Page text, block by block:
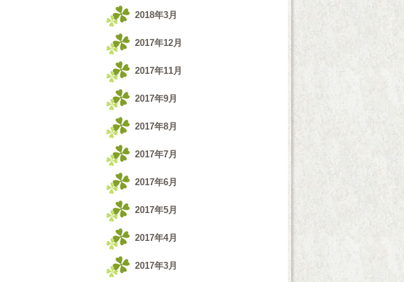
2018年3月
2017年12月
2017年11月
2017年9月
2017年8月
2017年7月
2017年6月
2017年5月
2017年4月
2017年3月